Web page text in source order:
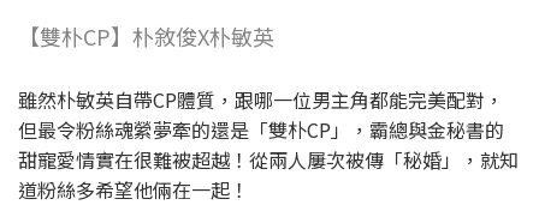
【雙朴CP】朴敘俊X朴敏英
雖然朴敏英自帶CP體質，跟哪一位男主角都能完美配對，
但最令粉絲魂縈夢牽的還是「雙朴CP」，霸總與金秘書的
甜寵愛情實在很難被超越！從兩人屢次被傳「秘婚」，就知
道粉絲多希望他倆在一起！